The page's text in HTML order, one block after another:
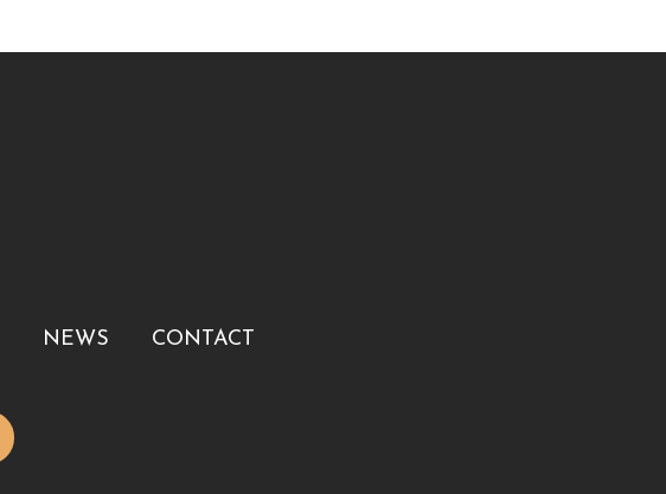
NEWS CONTACT